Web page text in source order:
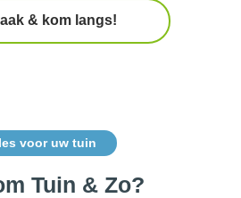
& kom langs!
voor uw tuin
Tuin & Zo?